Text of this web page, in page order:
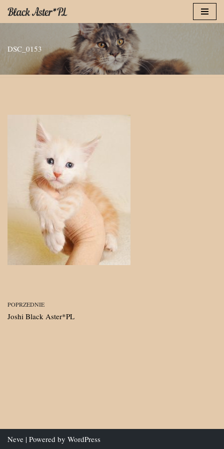
treści
DSC_0153
POPRZEDNIE
Joshi Black Aster*PL
Neve | Powered by WordPress